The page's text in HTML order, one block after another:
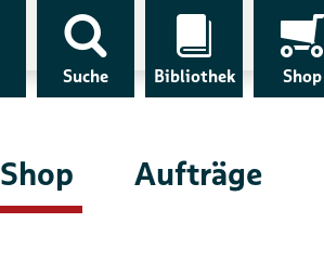
Suche Bibliothek Shop
Shop Aufträge